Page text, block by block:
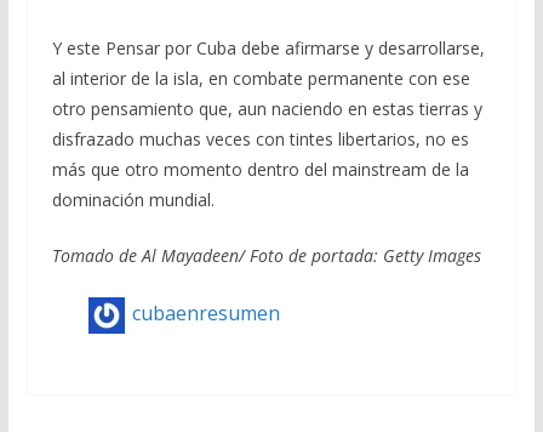
Y este Pensar por Cuba debe afirmarse y desarrollarse,
al interior de la isla, en combate permanente con ese
otro pensamiento que, aun naciendo en estas tierras y
disfrazado muchas veces con tintes libertarios, no es
más que otro momento dentro del mainstream de la
dominación mundial.
Tomado de Al Mayadeen/ Foto de portada: Getty Images
cubaenresumen